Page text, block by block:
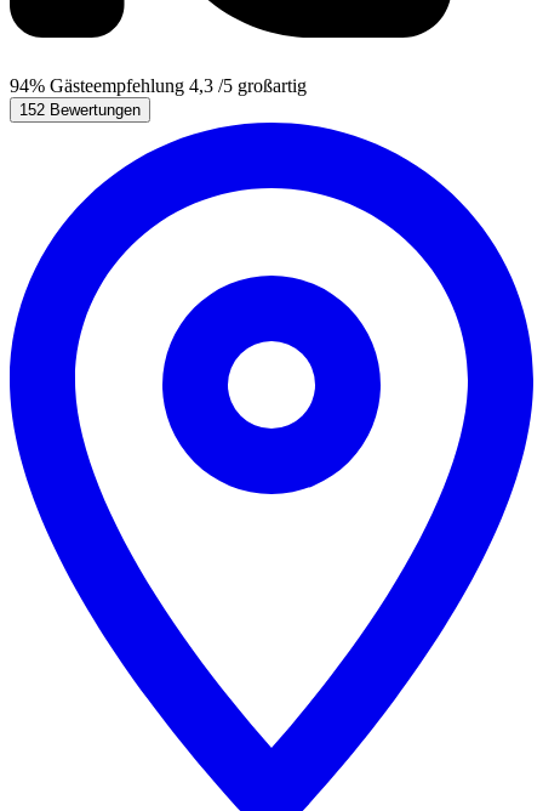
94% Gästeempfehlung 4,3 /5 großartig
152 Bewertungen